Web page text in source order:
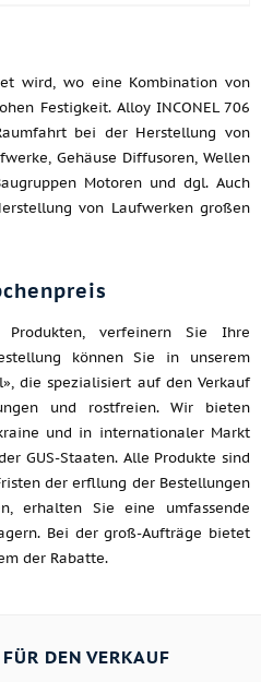
wird, wo eine Kombination von
Festigkeit. Alloy INCONEL 706
bei der Herstellung von
Gehäuse Diffusoren, Wellen
Motoren und dgl. Auch
von Laufwerken großen
verfeinern Sie Ihre
können Sie in unserem
die spezialisiert auf den Verkauf
und rostfreien. Wir bieten
und in internationaler Markt
GUS-Staaten. Alle Produkte sind
der erfllung der Bestellungen
erhalten Sie eine umfassende
Bei der groß-Aufträge bietet
der Rabatte.
DEN VERKAUF